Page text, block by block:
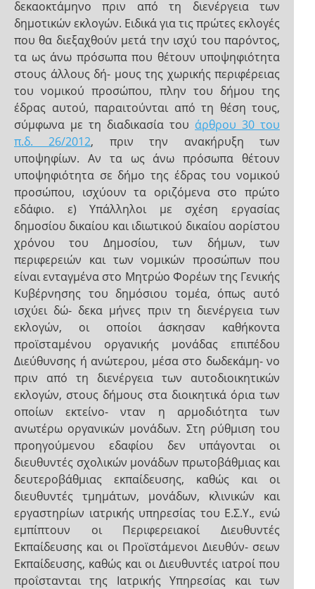
δεκαοκτάμηνο πριν από τη διενέργεια των
δημοτικών εκλογών. Ειδικά για τις πρώτες εκλογές
που θα διεξαχθούν μετά την ισχύ του παρόντος,
τα ως άνω πρόσωπα που θέτουν υποψηφιότητα
στους άλλους δή- μους της χωρικής περιφέρειας
του νομικού προσώπου, πλην του δήμου της
έδρας αυτού, παραιτούνται από τη θέση τους,
σύμφωνα με τη διαδικασία του άρθρου 30 του
π.δ. 26/2012, πριν την ανακήρυξη των
υποψηφίων. Αν τα ως άνω πρόσωπα θέτουν
υποψηφιότητα σε δήμο της έδρας του νομικού
προσώπου, ισχύουν τα οριζόμενα στο πρώτο
εδάφιο. ε) Υπάλληλοι με σχέση εργασίας
δημοσίου δικαίου και ιδιωτικού δικαίου αορίστου
χρόνου του Δημοσίου, των δήμων, των
περιφερειών και των νομικών προσώπων που
είναι ενταγμένα στο Μητρώο Φορέων της Γενικής
Κυβέρνησης του δημόσιου τομέα, όπως αυτό
ισχύει δώ- δεκα μήνες πριν τη διενέργεια των
εκλογών, οι οποίοι άσκησαν καθήκοντα
προϊσταμένου οργανικής μονάδας επιπέδου
Διεύθυνσης ή ανώτερου, μέσα στο δωδεκάμη- νο
πριν από τη διενέργεια των αυτοδιοικητικών
εκλογών, στους δήμους στα διοικητικά όρια των
οποίων εκτείνο- νταν η αρμοδιότητα των
ανωτέρω οργανικών μονάδων. Στη ρύθμιση του
προηγούμενου εδαφίου δεν υπάγονται οι
διευθυντές σχολικών μονάδων πρωτοβάθμιας και
δευτεροβάθμιας εκπαίδευσης, καθώς και οι
διευθυντές τμημάτων, μονάδων, κλινικών και
εργαστηρίων ιατρικής υπηρεσίας του Ε.Σ.Υ., ενώ
εμπίπτουν οι Περιφερειακοί Διευθυντές
Εκπαίδευσης και οι Προϊστάμενοι Διευθύν- σεων
Εκπαίδευσης, καθώς και οι Διευθυντές ιατροί που
προΐστανται της Ιατρικής Υπηρεσίας και των